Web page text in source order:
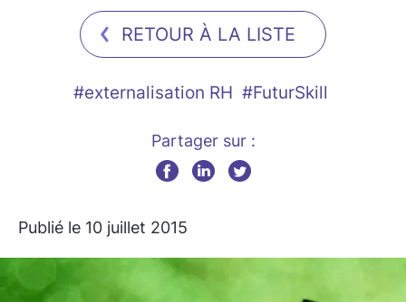
RETOUR À LA LISTE
#externalisation RH #FuturSkill
Partager sur :
Publié le 10 juillet 2015